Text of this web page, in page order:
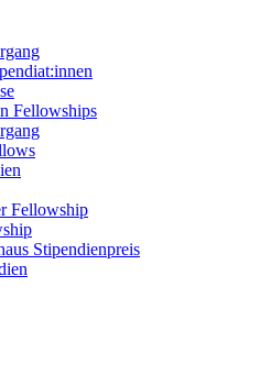
Fellowships
Fellowship
Stipendienpreis